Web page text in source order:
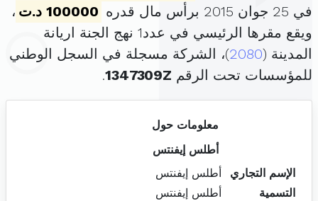
في 25 جوان 2015 برأس مال قدره
100000 د.ت
،
ويقع مقرها الرئيسي في عدد1 نهج الجنة اريانة
المدينة (2080)، الشركة مسجلة في السجل الوطني
للمؤسسات تحت الرقم 1347309Z
.
معلومات حول
أطلس إيفنتس
الإسم التجاري
أطلس إيفنتس
التسمية
أطلس إيفنتس